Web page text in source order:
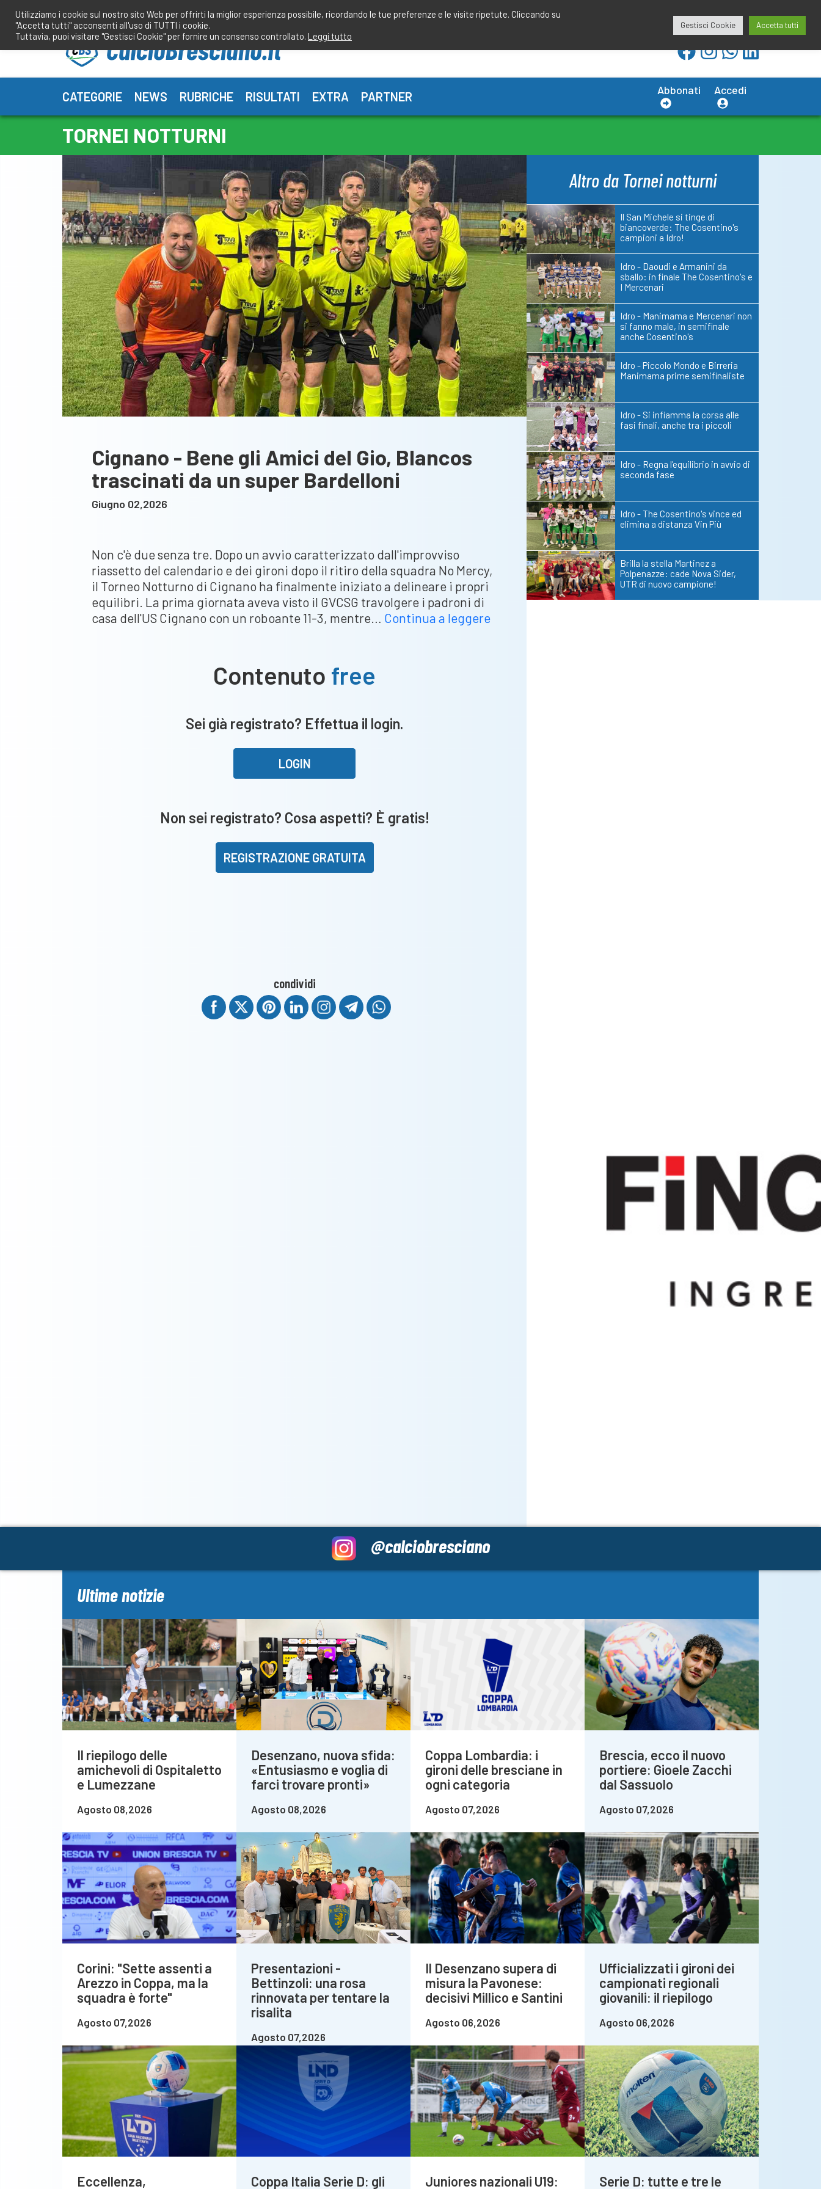
contenuto
redazione@calciobresciano.it
CATEGORIE NEWS RUBRICHE RISULTATI EXTRA PARTNER Abbonati Accedi
TORNEI NOTTURNI
Cignano - Bene gli Amici del Gio, Blancos
trascinati da un super Bardelloni
Giugno 02,2026
Non c'è due senza tre. Dopo un avvio caratterizzato dall'improvviso
riassetto del calendario e dei gironi dopo il ritiro della squadra No Mercy,
il Torneo Notturno di Cignano ha finalmente iniziato a delineare i propri
equilibri. La prima giornata aveva visto il GVCSG travolgere i padroni di
casa dell'US Cignano con un roboante 11-3, mentre… Continua a leggereCignano
Contenuto free
Sei già registrato? Effettua il login.
LOGIN
Non sei registrato? Cosa aspetti? È gratis!
REGISTRAZIONE GRATUITA
condividi
Altro da Tornei notturni
Il San Michele si tinge di
biancoverde: The Cosentino's
campioni a Idro!
Idro - Daoudi e Armanini da
sballo: in finale The Cosentino's e
I Mercenari
Idro - Manimama e Mercenari non
si fanno male, in semifinale
anche Cosentino's
Idro - Piccolo Mondo e Birreria
Manimama prime semifinaliste
Idro - Si infiamma la corsa alle
fasi finali, anche tra i piccoli
Idro - Regna l'equilibrio in avvio di
seconda fase
Idro - The Cosentino's vince ed
elimina a distanza Vin Più
Brilla la stella Martinez a
Polpenazze: cade Nova Sider,
UTR di nuovo campione!
@calciobresciano
Ultime notizie
Il riepilogo delle
amichevoli di Ospitaletto
e Lumezzane
Agosto 08,2026
Desenzano, nuova sfida:
«Entusiasmo e voglia di
farci trovare pronti»
Agosto 08,2026
Coppa Lombardia: i
gironi delle bresciane in
ogni categoria
Agosto 07,2026
Brescia, ecco il nuovo
portiere: Gioele Zacchi
dal Sassuolo
Agosto 07,2026
Corini: "Sette assenti a
Arezzo in Coppa, ma la
squadra è forte"
Agosto 07,2026
Presentazioni -
Bettinzoli: una rosa
rinnovata per tentare la
risalita
Agosto 07,2026
Il Desenzano supera di
misura la Pavonese:
decisivi Millico e Santini
Agosto 06,2026
Ufficializzati i gironi dei
campionati regionali
giovanili: il riepilogo
Agosto 06,2026
Eccellenza,
Coppa Italia Serie D: gli
Juniores nazionali U19:
Serie D: tutte e tre le
Utilizziamo i cookie sul nostro sito Web per offrirti la miglior esperienza possibile, ricordando le tue preferenze e le visite ripetute. Cliccando su
"Accetta tutti" acconsenti all'uso di TUTTI i cookie.
Tuttavia, puoi visitare "Gestisci Cookie" per fornire un consenso controllato. Leggi tutto
Gestisci Cookie Accetta tutti